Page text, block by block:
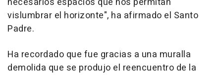
vislumbrar el horizonte", ha afirmado el Santo
Padre.
Ha recordado que fue gracias a una muralla
demolida que se produjo el reencuentro de la